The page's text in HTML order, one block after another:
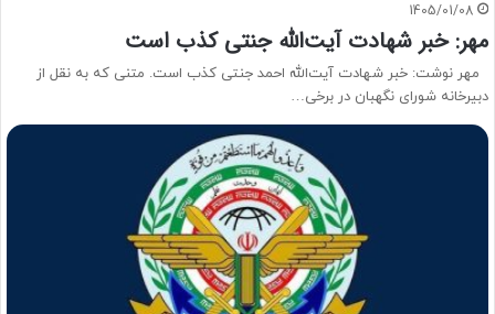
1405/01/08
مهر: خبر شهادت آیت‌الله جنتی کذب است
مهر نوشت: خبر شهادت آیت‌الله احمد جنتی کذب است. متنی که به نقل از
دبیرخانه شورای نگهبان در برخی…